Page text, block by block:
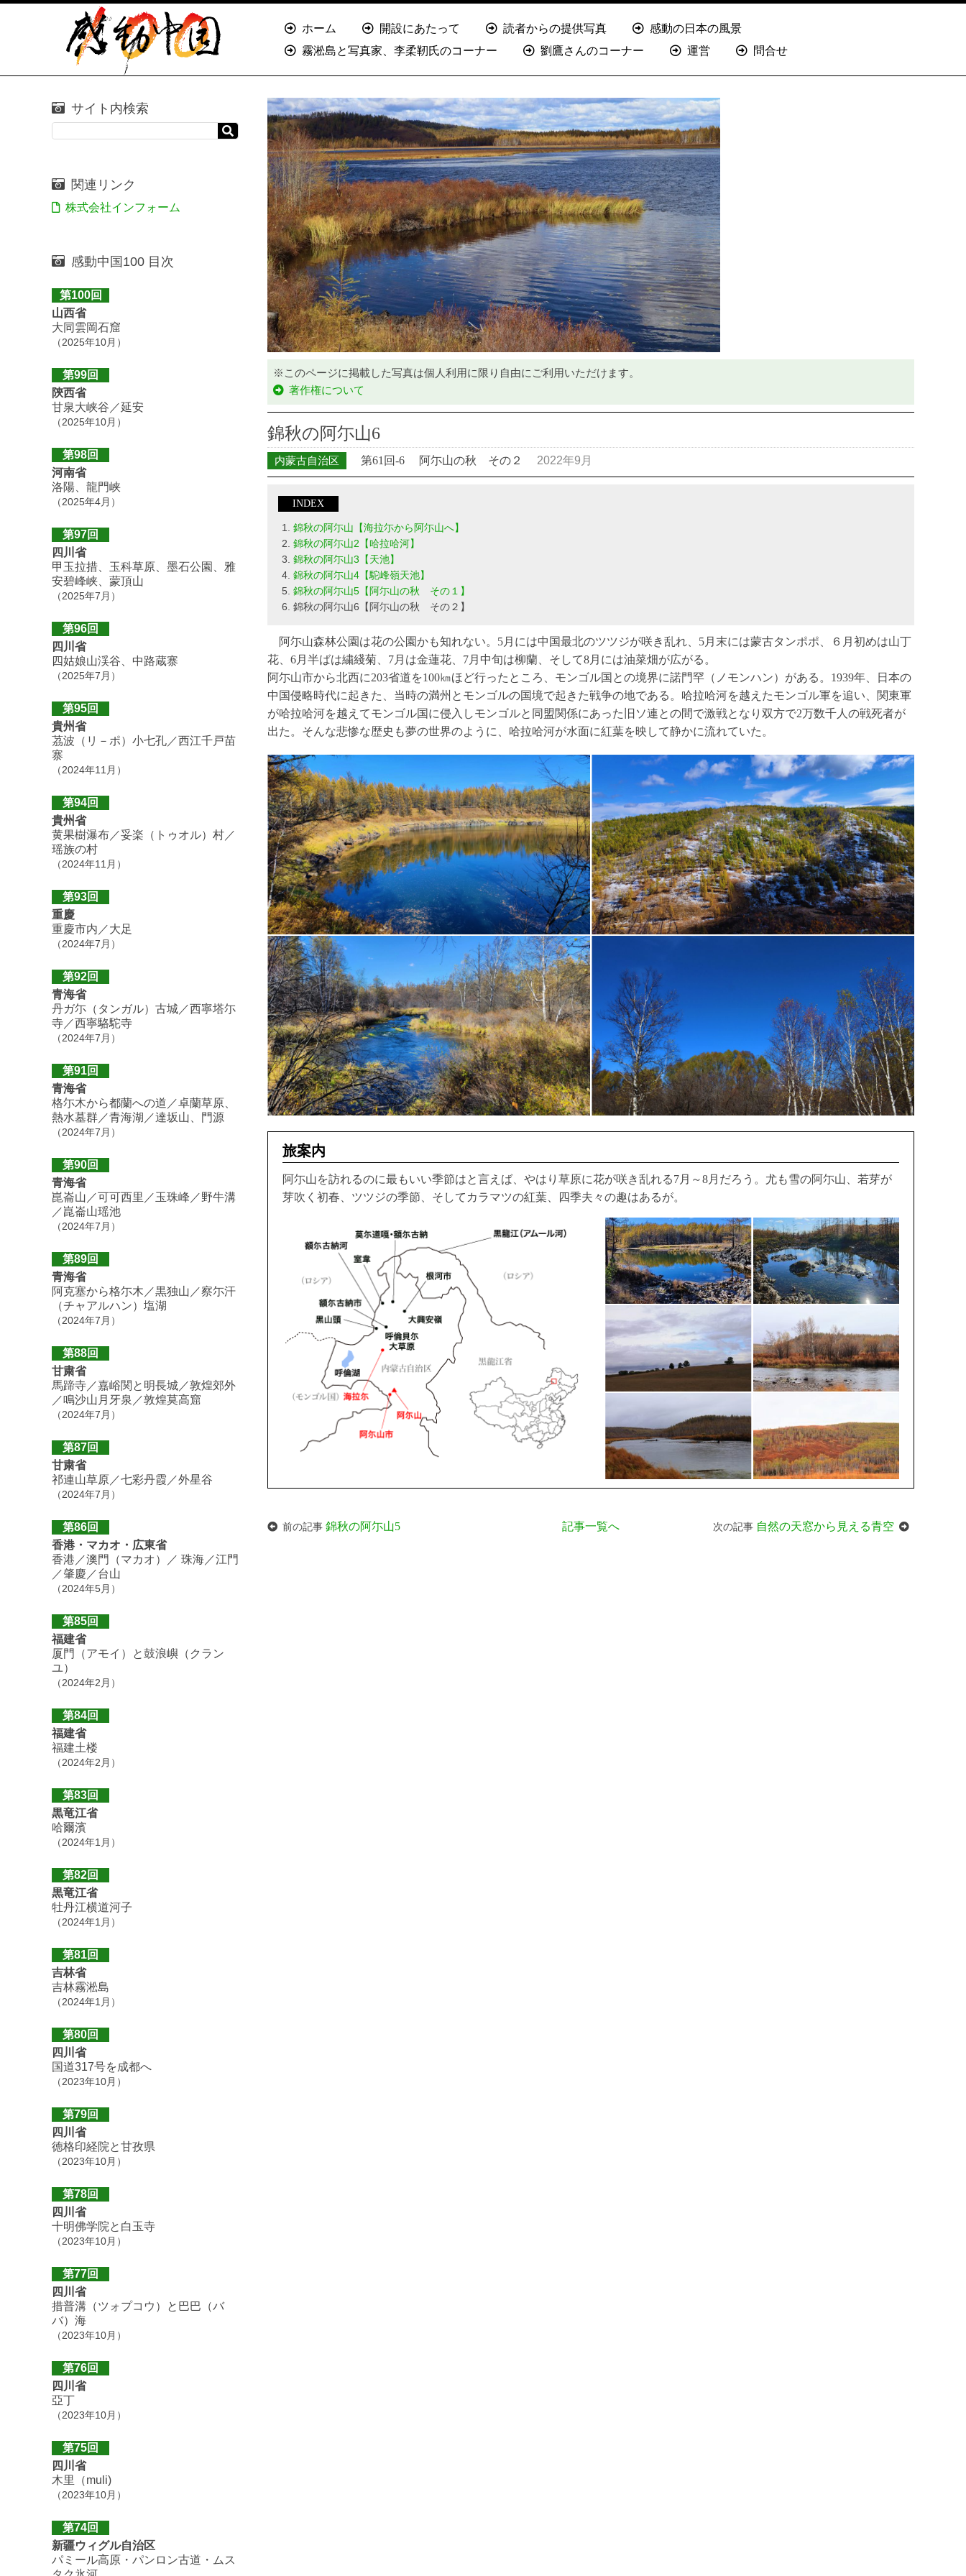
ホーム 開設にあたって 読者からの提供写真
感動の日本の風景
霧淞島と写真家、李柔靭氏のコーナー
劉鷹さんのコーナー 運営 問合せ
※このページに掲載した写真は個人利用に限り自由にご利用いただけます。
著作権について
錦秋の阿尓山6
内蒙古自治区 第61回-6 阿尓山の秋 その２ 2022年9月
INDEX
錦秋の阿尓山【海拉尓から阿尓山へ】
錦秋の阿尓山2【哈拉哈河】
錦秋の阿尓山3【天池】
錦秋の阿尓山4【駝峰嶺天池】
錦秋の阿尓山5【阿尓山の秋 その１】
錦秋の阿尓山6【阿尓山の秋 その２】
阿尓山森林公園は花の公園かも知れない。5月には中国最北のツツジが咲き乱れ、5月末には蒙古タンポポ、６月初めは山丁
花、6月半ばは繍綫菊、7月は金蓮花、7月中旬は柳蘭、そして8月には油菜畑が広がる。
阿尓山市から北西に203省道を100㎞ほど行ったところ、モンゴル国との境界に諾門罕（ノモンハン）がある。1939年、日本の
中国侵略時代に起きた、当時の満州とモンゴルの国境で起きた戦争の地である。哈拉哈河を越えたモンゴル軍を追い、関東軍
が哈拉哈河を越えてモンゴル国に侵入しモンゴルと同盟関係にあった旧ソ連との間で激戦となり双方で2万数千人の戦死者が
出た。そんな悲惨な歴史も夢の世界のように、哈拉哈河が水面に紅葉を映して静かに流れていた。
旅案内
阿尓山を訪れるのに最もいい季節はと言えば、やはり草原に花が咲き乱れる7月～8月だろう。尤も雪の阿尓山、若芽が
芽吹く初春、ツツジの季節、そしてカラマツの紅葉、四季夫々の趣はあるが。
前の記事 錦秋の阿尓山5 記事一覧へ 次の記事 自然の天窓から見える青空
サイト内検索
関連リンク
株式会社インフォーム
感動中国100 目次
第100回
山西省
大同雲岡石窟
（2025年10月）
第99回
陝西省
甘泉大峡谷／延安
（2025年10月）
第98回
河南省
洛陽、龍門峡
（2025年4月）
第97回
四川省
甲玉拉措、玉科草原、墨石公園、雅
安碧峰峡、蒙頂山
（2025年7月）
第96回
四川省
四姑娘山渓谷、中路蔵寨
（2025年7月）
第95回
貴州省
茘波（リ－ポ）小七孔／西江千戸苗
寨
（2024年11月）
第94回
貴州省
黄果樹瀑布／妥楽（トゥオル）村／
瑶族の村
（2024年11月）
第93回
重慶
重慶市内／大足
（2024年7月）
第92回
青海省
丹ガ尓（タンガル）古城／西寧塔尓
寺／西寧駱駝寺
（2024年7月）
第91回
青海省
格尓木から都蘭への道／卓蘭草原、
熱水墓群／青海湖／達坂山、門源
（2024年7月）
第90回
青海省
崑崙山／可可西里／玉珠峰／野牛溝
／崑崙山瑶池
（2024年7月）
第89回
青海省
阿克塞から格尓木／黒独山／察尓汗
（チャアルハン）塩湖
（2024年7月）
第88回
甘粛省
馬蹄寺／嘉峪関と明長城／敦煌郊外
／鳴沙山月牙泉／敦煌莫高窟
（2024年7月）
第87回
甘粛省
祁連山草原／七彩丹霞／外星谷
（2024年7月）
第86回
香港・マカオ・広東省
香港／澳門（マカオ）／ 珠海／江門
／肇慶／台山
（2024年5月）
第85回
福建省
厦門（アモイ）と鼓浪嶼（クラン
ユ）
（2024年2月）
第84回
福建省
福建土楼
（2024年2月）
第83回
黒竜江省
哈爾濱
（2024年1月）
第82回
黒竜江省
牡丹江横道河子
（2024年1月）
第81回
吉林省
吉林霧淞島
（2024年1月）
第80回
四川省
国道317号を成都へ
（2023年10月）
第79回
四川省
徳格印経院と甘孜県
（2023年10月）
第78回
四川省
十明佛学院と白玉寺
（2023年10月）
第77回
四川省
措普溝（ツォプコウ）と巴巴（バ
バ）海
（2023年10月）
第76回
四川省
亞丁
（2023年10月）
第75回
四川省
木里（muli)
（2023年10月）
第74回
新疆ウィグル自治区
パミール高原・パンロン古道・ムス